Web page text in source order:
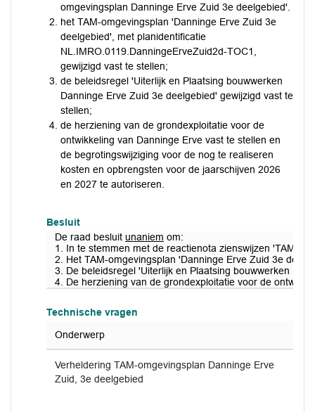
omgevingsplan Danninge Erve Zuid 3e deelgebied'.
het TAM-omgevingsplan 'Danninge Erve Zuid 3e
deelgebied', met planidentificatie
NL.IMRO.0119.DanningeErveZuid2d-TOC1,
gewijzigd vast te stellen;
de beleidsregel 'Uiterlijk en Plaatsing bouwwerken
Danninge Erve Zuid 3e deelgebied' gewijzigd vast te
stellen;
de herziening van de grondexploitatie voor de
ontwikkeling van Danninge Erve vast te stellen en
de begrotingswijziging voor de nog te realiseren
kosten en opbrengsten voor de jaarschijven 2026
en 2027 te autoriseren.
Besluit
De raad besluit unaniem om:
1. In te stemmen met de reactienota zienswijzen 'TAM-
2. Het TAM-omgevingsplan 'Danninge Erve Zuid 3e
3. De beleidsregel 'Uiterlijk en Plaatsing bouwwerken
4. De herziening van de grondexploitatie voor de
Technische vragen
Onderwerp
Verheldering TAM-omgevingsplan Danninge Erve
Zuid, 3e deelgebied